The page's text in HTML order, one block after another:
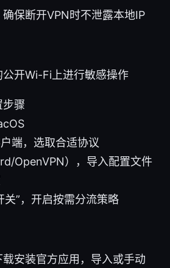
保断开VPN时不泄露本地IP
开Wi-Fi上进行敏感操作
步骤
端，选取合适协议
OpenVPN），导入配置文件
关”，开启按需分流策略
安装官方应用，导入或手动